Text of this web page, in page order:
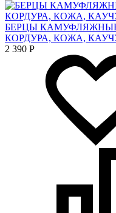
БЕРЦЫ
КОРДУРА, КОЖА,
2 390 Р